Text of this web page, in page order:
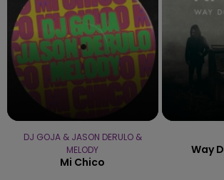
DJ GOJA & JASON DERULO &
MELODY
Mi Chico
Way